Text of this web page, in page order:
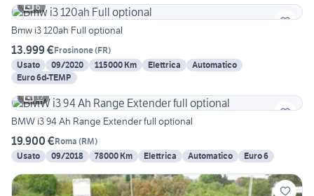
6
Bmw i3 120ah Full optional
13.999 €Frosinone(FR)
Usato
09/2020 115000 Km Elettrica
Automatico
Euro 6d-TEMP
12
BMW i3 94 Ah Range Extender full optional
19.900 €Roma (RM)
Usato
09/2018 78000 Km Elettrica Automatico Euro 6